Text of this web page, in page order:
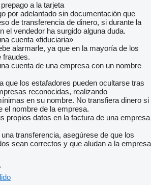
a la tarjeta
por adelantado sin documentación que
de transferencia de dinero, si durante la
el vendedor ha surgido alguna duda.
cuenta «fiduciaria»
alarmarle, ya que en la mayoría de los
fraudes.
cuenta de una empresa con un nombre
que los estafadores pueden ocultarse tras
reconocidas, realizando
en su nombre. No transfiera dinero si
el nombre de la empresa.
propios datos en la factura de una empresa
transferencia, asegúrese de que los
sean correctos y que aludan a la empresa